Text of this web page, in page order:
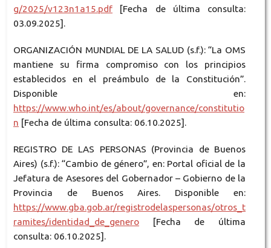
g/2025/v123n1a15.pdf[Fecha de última consulta:
03.09.2025].
ORGANIZACIÓN MUNDIAL DE LA SALUD (s.f.): “La OMS
mantiene su firma compromiso con los principios
establecidos en el preámbulo de la Constitución”.
Disponible en:
https://www.who.int/es/about/governance/constitutio
n [Fecha de última consulta: 06.10.2025].
REGISTRO DE LAS PERSONAS (Provincia de Buenos
Aires) (s.f.): “Cambio de género”, en: Portal oficial de la
Jefatura de Asesores del Gobernador – Gobierno de la
Provincia de Buenos Aires. Disponible en:
https://www.gba.gob.ar/registrodelaspersonas/otros_t
ramites/identidad_de_genero[Fecha de última
consulta: 06.10.2025].